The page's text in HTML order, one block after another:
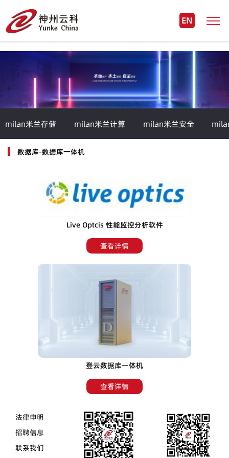
EN
milan米兰存储 milan米兰计算 milan米兰安全
数据库-数据库一体机
Live Optcis 性能监控分析软件
查看详情
登云数据库一体机
查看详情
法律申明
招聘信息
联系我们